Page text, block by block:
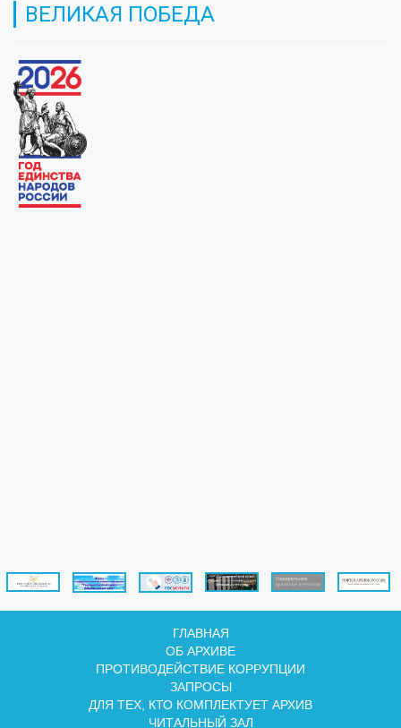
ВЕЛИКАЯ ПОБЕДА
ГЛАВНАЯ
ОБ АРХИВЕ
ПРОТИВОДЕЙСТВИЕ КОРРУПЦИИ
ЗАПРОСЫ
ДЛЯ ТЕХ, КТО КОМПЛЕКТУЕТ АРХИВ
ЧИТАЛЬНЫЙ ЗАЛ